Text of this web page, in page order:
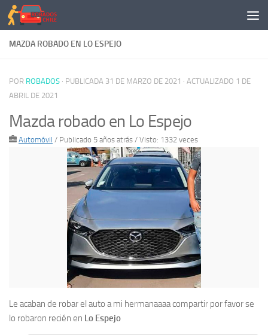
Saltar al contenido
MAZDA ROBADO EN LO ESPEJO
POR ROBADOS · PUBLICADA 31 DE MARZO DE 2021 · ACTUALIZADO 1 DE
ABRIL DE 2021
Mazda robado en Lo Espejo
Automóvil / Publicado 5 años atrás / Visto: 1332 veces
Le acaban de robar el auto a mi hermanaaaa compartir por favor se
lo robaron recién en Lo Espejo